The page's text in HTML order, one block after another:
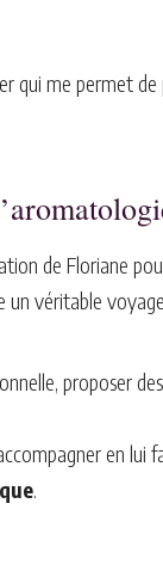
qui me permet
de Floriane
un véritable
proposer
en
.